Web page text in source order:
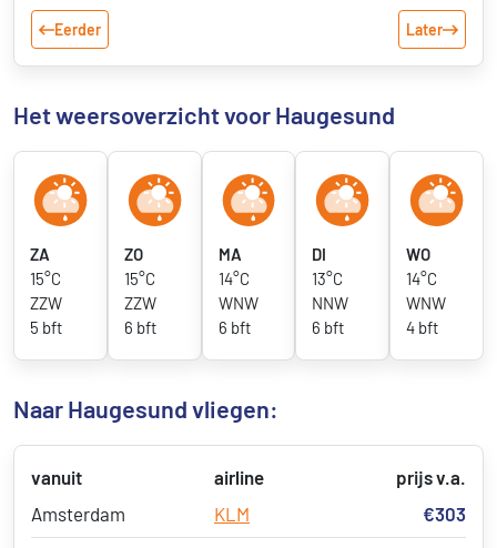
Eerder Later
Het weersoverzicht voor Haugesund
ZA
15°C
ZZW
5 bft
ZO
15°C
ZZW
6 bft
MA
14°C
WNW
6 bft
DI
13°C
NNW
6 bft
WO
14°C
WNW
4 bft
Naar Haugesund vliegen:
vanuit airline
prijs v.a.
Amsterdam
KLM €303